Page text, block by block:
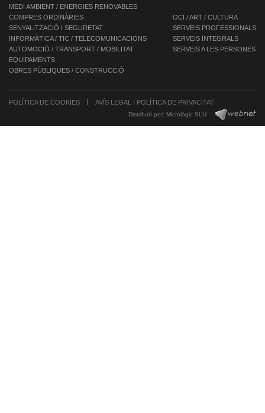
MEDI AMBIENT / ENERGIES RENOVABLES
COMPRES ORDINÀRIES
SENYALITZACIÓ I SEGURETAT
INFORMÀTICA / TIC / TELECOMUNICACIONS
AUTOMOCIÓ / TRANSPORT / MOBILITAT
EQUIPAMENTS
OBRES PÚBLIQUES / CONSTRUCCIÓ
OCI / ART / CULTURA
SERVEIS PROFESSIONALS
SERVEIS INTEGRALS
SERVEIS A LES PERSONES
POLÍTICA DE COOKIES AVÍS LEGAL I POLÍTICA DE PRIVACITAT
Distribuït per: Micrològic SLU